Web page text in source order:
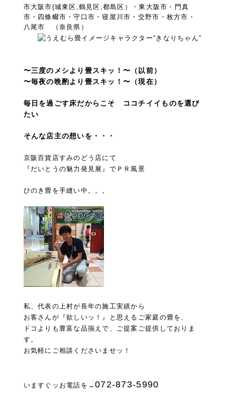
〜三度のメシより畳スキッ！〜（以前）
〜毎夜の晩酌より畳スキッ！〜（現在）
毎日を過ごす床だからこそ ココチイイものを選び
たい
そんな店主の想いを・・・
京阪百貨店すみのどう店にて
『だいとうの魅力発見展』でＰＲ風景
ひのき畳を手縫い中。。。
私、代表の上村が長年の施工実績から
お客さんが 『欲しいッ！』
と思えるご家庭の畳を、
ドコよりも豊富な品揃えで、ご提案ご提供しておりま
す。
お気軽にご相談くださいませッ！
いますぐッお電話を→072-873-5990